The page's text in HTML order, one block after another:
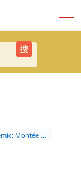
搜
Pandemic: Montée d…